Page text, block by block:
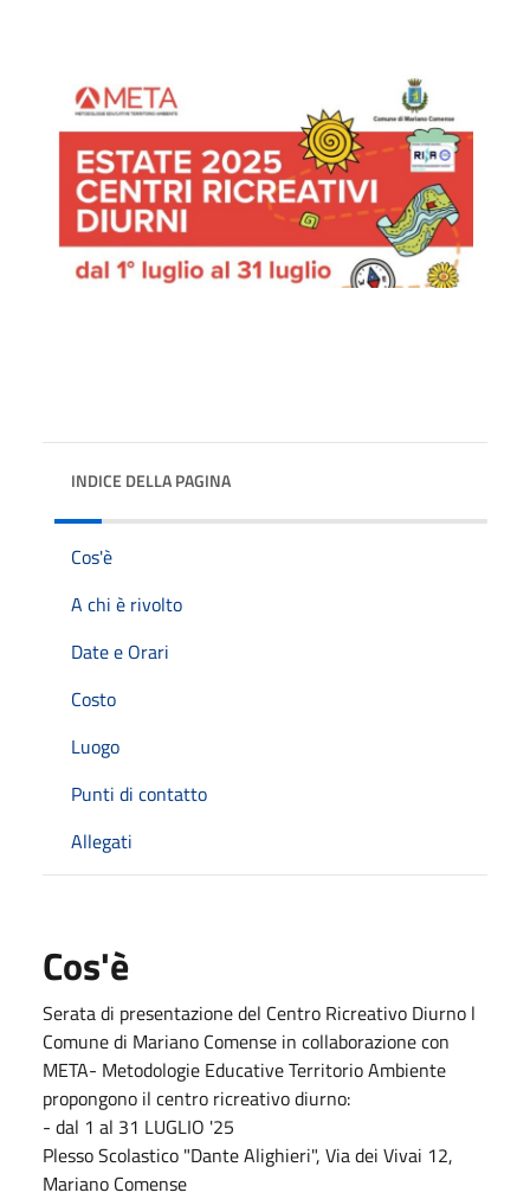
INDICE DELLA PAGINA
Cos'è
A chi è rivolto
Date e Orari
Costo
Luogo
Punti di contatto
Allegati
Cos'è
Serata di presentazione del Centro Ricreativo Diurno l
Comune di Mariano Comense in collaborazione con
META- Metodologie Educative Territorio Ambiente
propongono il centro ricreativo diurno:
- dal 1 al 31 LUGLIO '25
Plesso Scolastico "Dante Alighieri", Via dei Vivai 12,
Mariano Comense